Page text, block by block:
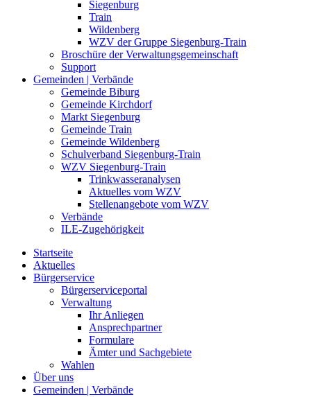
Siegenburg
Train
Wildenberg
WZV der Gruppe Siegenburg-Train
Broschüre der Verwaltungsgemeinschaft
Support
Gemeinden | Verbände
Gemeinde Biburg
Gemeinde Kirchdorf
Markt Siegenburg
Gemeinde Train
Gemeinde Wildenberg
Schulverband Siegenburg-Train
WZV Siegenburg-Train
Trinkwasseranalysen
Aktuelles vom WZV
Stellenangebote vom WZV
Verbände
ILE-Zugehörigkeit
Startseite
Aktuelles
Bürgerservice
Bürgerserviceportal
Verwaltung
Ihr Anliegen
Ansprechpartner
Formulare
Ämter und Sachgebiete
Wahlen
Über uns
Gemeinden | Verbände